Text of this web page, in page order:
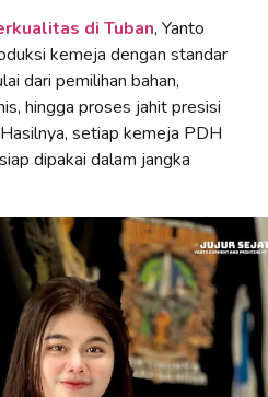
di Tuban, Yanto
kemeja dengan standar
dari pemilihan bahan,
hingga proses jahit presisi
setiap kemeja PDH
dipakai dalam jangka